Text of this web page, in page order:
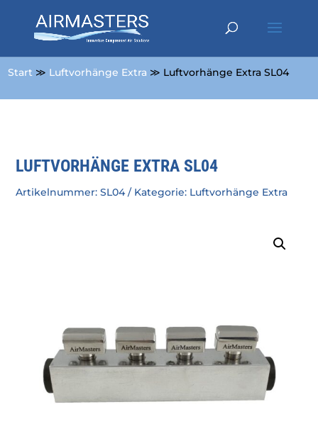
Start ≫ Luftvorhänge Extra ≫ Luftvorhänge Extra SL04
LUFTVORHÄNGE EXTRA SL04
Artikelnummer:SL04 Kategorie: Luftvorhänge Extra